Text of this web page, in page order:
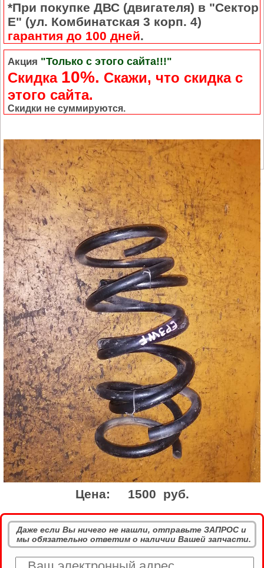
*При покупке ДВС (двигателя) в "Сектор
Е" (ул. Комбинатская 3 корп. 4)
гарантия до 100 дней.
Акция "Только с этого сайта!!!"
Скидка 10%. Cкажи, что скидка с
этого сайта.
Скидки не суммируются.
Цена: 1500 руб.
Даже если Вы ничего не нашли, отправьте ЗАПРОС и
мы обязательно ответим о наличии Вашей запчасти.